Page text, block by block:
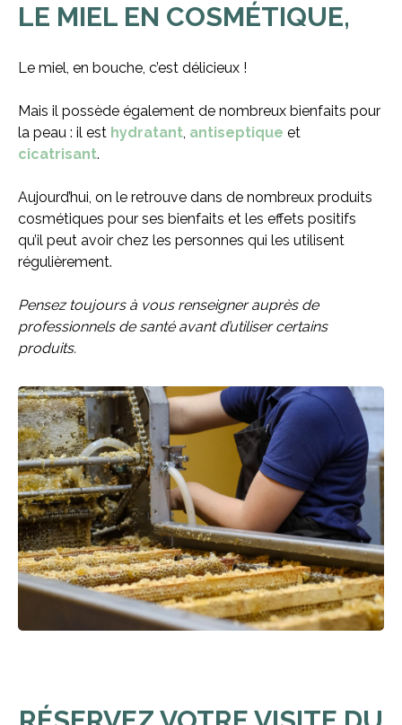
LE MIEL EN COSMÉTIQUE,
Le miel, en bouche, c’est délicieux !
Mais il possède également de nombreux bienfaits pour
la peau : il est hydratant, antiseptique et
cicatrisant.
Aujourd’hui, on le retrouve dans de nombreux produits
cosmétiques pour ses bienfaits et les effets positifs
qu’il peut avoir chez les personnes qui les utilisent
régulièrement.
Pensez toujours à vous renseigner auprès de
professionnels de santé avant d’utiliser certains
produits.